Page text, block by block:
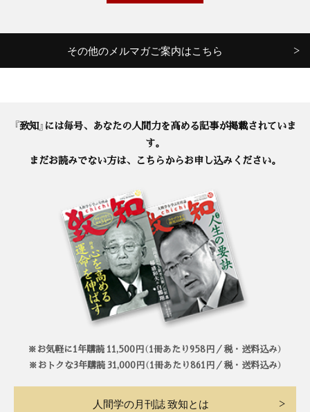
その他のメルマガご案内はこちら
『致知』には毎号、あなたの人間力を高める記事が掲載されていま
す。
まだお読みでない方は、こちらからお申し込みください。
※お気軽に1年購読 11,500円（1冊あたり958円／税・送料込み）
※おトクな3年購読 31,000円（1冊あたり861円／税・送料込み）
人間学の月刊誌 致知とは